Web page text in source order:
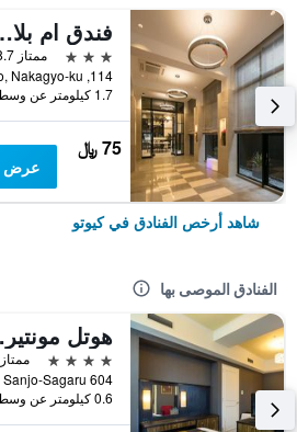
فندق ام
3 نجوم
ممتاز 8.7
1.7 كيلومتر عن وسط المدينة
75 ﷼
عرض
شاهد أرخص الفنادق في كيوتو
الفنادق الموصى بها
4 نجوم
ممتاز 8.6
0.6 كيلومتر عن وسط المدينة